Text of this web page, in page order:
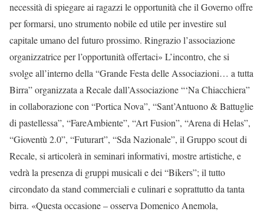
necessità di spiegare ai ragazzi le opportunità che il Governo offre
per formarsi, uno strumento nobile ed utile per investire sul
capitale umano del futuro prossimo. Ringrazio l’associazione
organizzatrice per l’opportunità offertaci» L’incontro, che si
svolge all’interno della “Grande Festa delle Associazioni… a tutta
Birra” organizzata a Recale dall’Associazione “‘Na Chiacchiera”
in collaborazione con “Portica Nova”, “Sant’Antuono & Battuglie
di pastellessa”, “FareAmbiente”, “Art Fusion”, “Arena di Helas”,
“Gioventù 2.0”, “Futurart”, “Sda Nazionale”, il Gruppo scout di
Recale, si articolerà in seminari informativi, mostre artistiche, e
vedrà la presenza di gruppi musicali e dei “Bikers”; il tutto
circondato da stand commerciali e culinari e soprattutto da tanta
birra. «Questa occasione – osserva Domenico Anemola,